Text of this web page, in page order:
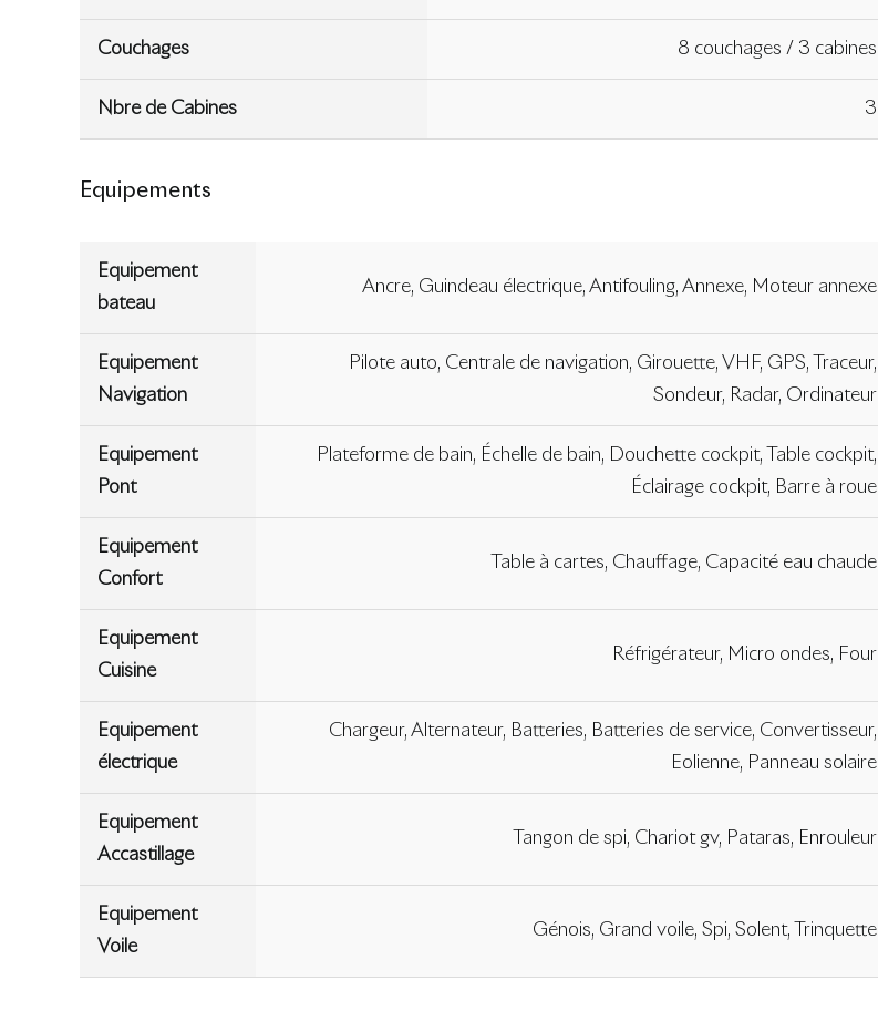
Couchages 8 couchages / 3 cabines
Nbre de Cabines 3
Equipements
Equipement
bateau
Ancre, Guindeau électrique, Antifouling, Annexe, Moteur annexe
Equipement
Navigation
Pilote auto, Centrale de navigation, Girouette, VHF, GPS, Traceur,
Sondeur, Radar, Ordinateur
Equipement
Pont
Plateforme de bain, Échelle de bain, Douchette cockpit, Table cockpit,
Éclairage cockpit, Barre à roue
Equipement
Confort
Table à cartes, Chauffage, Capacité eau chaude
Equipement
Cuisine
Réfrigérateur, Micro ondes, Four
Equipement
électrique
Chargeur, Alternateur, Batteries, Batteries de service, Convertisseur,
Eolienne, Panneau solaire
Equipement
Accastillage
Tangon de spi, Chariot gv, Pataras, Enrouleur
Equipement
Voile
Génois, Grand voile, Spi, Solent, Trinquette